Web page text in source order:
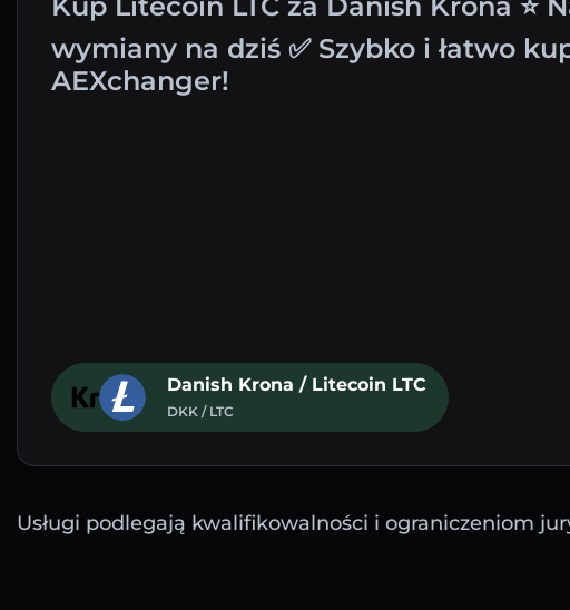
wymiany na dziś ✅ Szybko i łatwo
AEXchanger!
Danish Krona / Litecoin LTC
DKK / LTC
Usługi podlegają kwalifikowalności i ograniczeniom